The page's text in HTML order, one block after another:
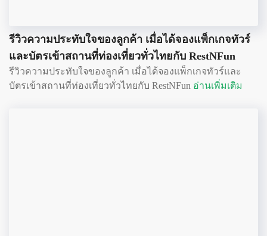
รีวิวความประทับใจของลูกค้า เมื่อได้จองแพ็กเกจทัวร์
และบัตรเข้าสถานที่ท่องเที่ยวทั่วไทยกับ RestNFun
รีวิวความประทับใจของลูกค้า เมื่อได้จองแพ็กเกจทัวร์และ
บัตรเข้าสถานที่ท่องเที่ยวทั่วไทยกับ RestNFun อ่านเพิ่มเติม